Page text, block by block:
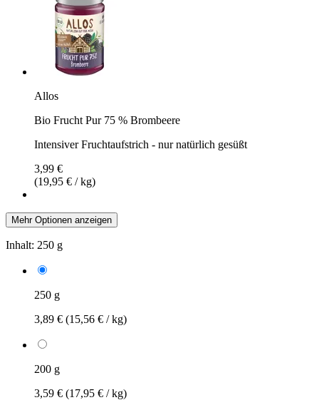
Allos
Bio Frucht Pur 75 % Brombeere
Intensiver Fruchtaufstrich - nur natürlich gesüßt
3,99 €
(19,95 € / kg)
Mehr Optionen anzeigen
Inhalt: 250 g
250 g
3,89 € (15,56 € / kg)
200 g
3,59 € (17,95 € / kg)